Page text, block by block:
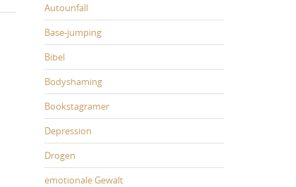
Autounfall
Base-jumping
Bibel
Bodyshaming
Bookstagramer
Depression
Drogen
emotionale Gewalt